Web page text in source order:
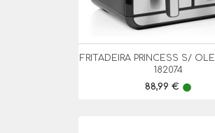
FRITADEIRA PRINCESS S/
182074
Preço
88,99 € lens
 Vista Rápida